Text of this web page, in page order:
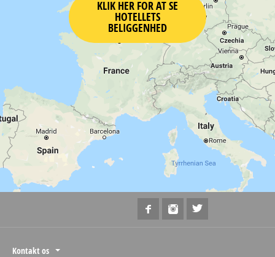
KLIK HER FOR AT SE
HOTELLETS
BELIGGENHED
Kontakt os